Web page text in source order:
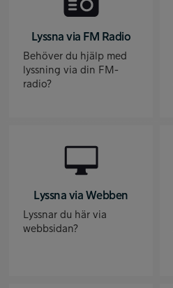
Lyssna via FM Radio
Behöver du hjälp med
lyssning via din FM-
radio?
Lyssna via Webben
Lyssnar du här via
webbsidan?